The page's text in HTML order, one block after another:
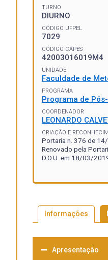
TURNO
DIURNO
CÓDIGO UFPEL
7029
CÓDIGO CAPES
42003016019M4
UNIDADE
Faculdade de
PROGRAMA
Programa de
COORDENADOR
LEONARDO
CRIAÇÃO E
Portaria n. 376 de
Renovado pela
D.O.U. em 18/03/
Informações
Apresentação